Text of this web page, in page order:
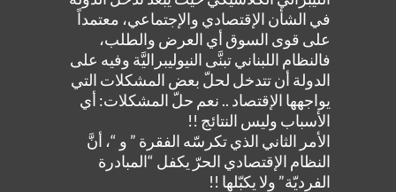
في الشأن الإقتصادي والإجتماعي، معتمداً
على قوى السوق أي العرض والطلب،
فالنظام اللبناني تبنَّى النيوليبراليَّة وفيه على
الدولة أن تتدخل لحلّ بعض المشكلات التي
يواجهها الإقتصاد .. نعم حلّ المشكلات: أي
الأسباب وليس النتائج !!
الأمر الثاني الذي تكرسّه الفقرة ” و “، أنَّ
النظام الإقتصادي الحرّ يكفل “المبادرة
الفرديّة” ولا يكبّلها !!